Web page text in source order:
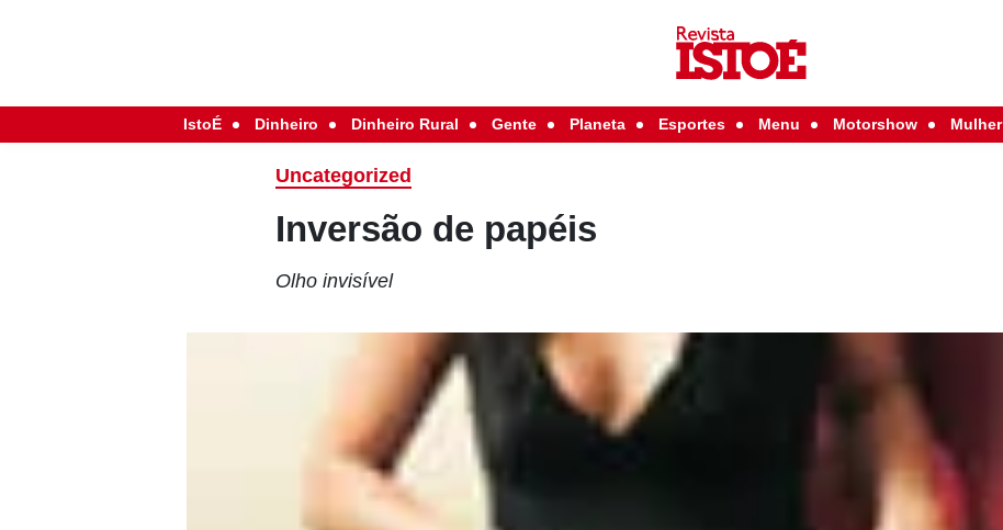
IstoÉ Dinheiro Dinheiro Rural Gente Planeta Esportes Menu Motorshow Mulher
Uncategorized
Inversão de papéis
Olho invisível